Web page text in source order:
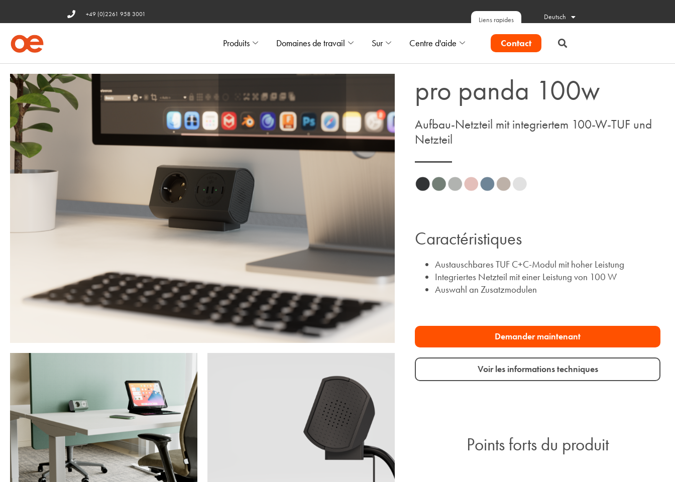
+49 (0)2261 958 3001
Liens rapides Deutsch
Produits Domaines de travail Sur Centre d'aide Contact
pro panda 100w
Aufbau-Netzteil mit integriertem 100-W-TUF und
Netzteil
Caractéristiques
Austauschbares TUF C+C-Modul mit hoher Leistung
Integriertes Netzteil mit einer Leistung von 100 W
Auswahl an Zusatzmodulen
Demander maintenant
Voir les informations techniques
Points forts du produit